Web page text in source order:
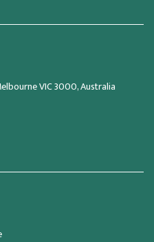
VIC 3000, Australia